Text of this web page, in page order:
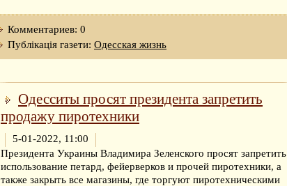
Комментариев: 0
Публікація газети: Одесская жизнь
Одесситы просят президента запретить
продажу пиротехники
5-01-2022, 11:00
Президента Украины Владимира Зеленского просят запретить
использование петард, фейерверков и прочей пиротехники, а
также закрыть все магазины, где торгуют пиротехническими